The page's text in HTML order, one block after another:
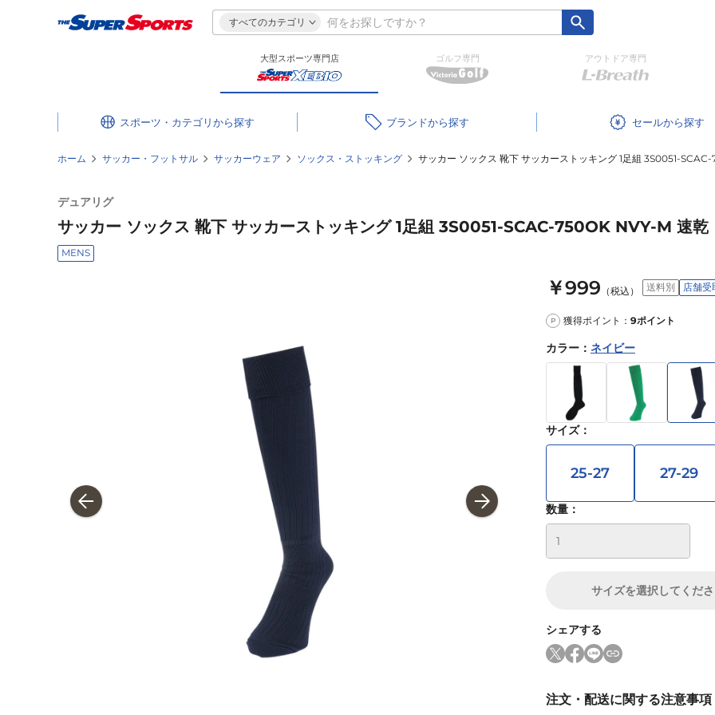
すべてのカテゴリ
大型スポーツ専門店 ゴルフ専門 アウトドア専門
スポーツ・カテゴリ ブランド セール
ホーム サッカー・フットサル サッカーウェア ソックス・ストッキング サッカー ソックス 靴下 サッカーストッキング 1足組 3S0051-
デュアリグ
サッカー ソックス 靴下 サッカーストッキング 1足組 3S0051-SCAC-750OK NVY-M 速乾
MENS
￥999 （税込） 送料別 店舗受
P 獲得ポイント： 9ポイント
カラー ： ネイビー
サイズ：
25-27 27-29
数量：
サイズを選択してくだ
シェアする
注文・配送に関する注意事項